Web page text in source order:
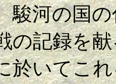
の国の
の記録を
てこれ